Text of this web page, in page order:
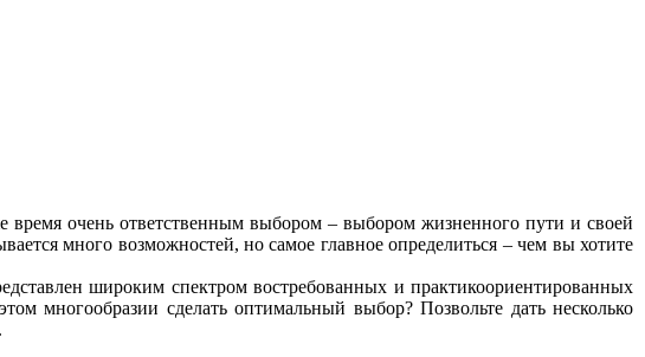
очень ответственным выбором – выбором жизненного пути и своей
много возможностей, но самое главное определиться – чем вы хотите
широким спектром востребованных и практикоориентированных
многообразии сделать оптимальный выбор? Позвольте дать несколько